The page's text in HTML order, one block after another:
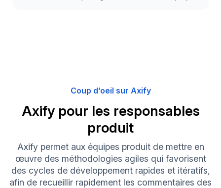
Coup d’oeil sur Axify
Axify pour les responsables
produit
Axify permet aux équipes produit de mettre en
œuvre des méthodologies agiles qui favorisent
des cycles de développement rapides et itératifs,
afin de recueillir rapidement les commentaires des